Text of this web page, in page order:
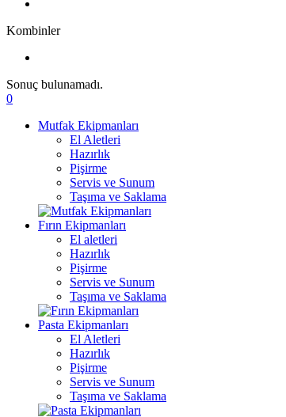
Kombinler
Sonuç bulunamadı.
0
Mutfak Ekipmanları
El Aletleri
Hazırlık
Pişirme
Servis ve Sunum
Taşıma ve Saklama
Fırın Ekipmanları
El aletleri
Hazırlık
Pişirme
Servis ve Sunum
Taşıma ve Saklama
Pasta Ekipmanları
El Aletleri
Hazırlık
Pişirme
Servis ve Sunum
Taşıma ve Saklama